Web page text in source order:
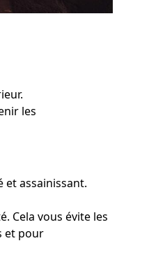
les
et assainissant.
Cela vous évite les
et pour